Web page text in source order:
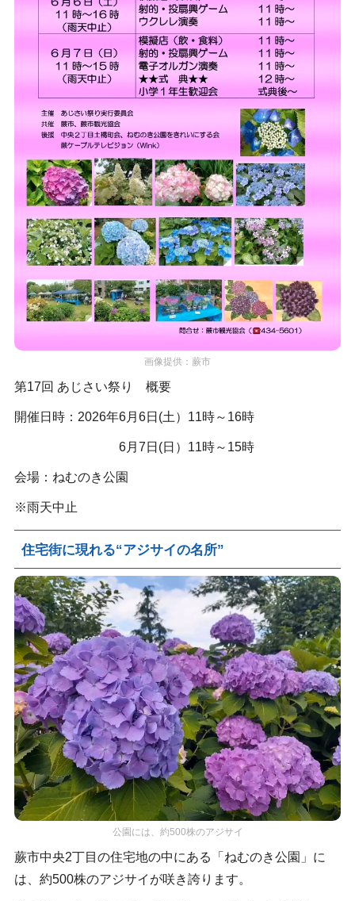
画像提供：蕨市
第17回 あじさい祭り 概要
開催日時：2026年6月6日(土）11時～16時
6月7日(日）11時～15時
会場：ねむのき公園
※雨天中止
住宅街に現れる“アジサイの名所”
公園には、約500株のアジサイ
蕨市中央2丁目の住宅地の中にある「ねむのき公園」に
は、約500株のアジサイが咲き誇ります。